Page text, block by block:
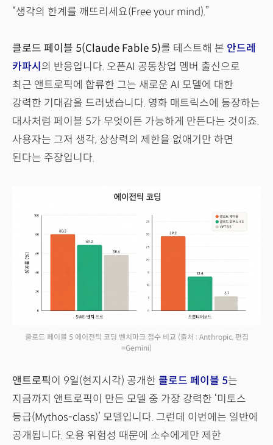
“생각의 한계를 깨뜨리세요(Free your mind).”
클로드 페이블 5(Claude Fable 5)를 테스트해 본 안드레
카파시 의 반응입니다. 오픈AI 공동창업 멤버 출신으로
최근 앤트로픽에 합류한 그는 새로운 AI 모델에 대한
강력한 기대감을 드러냈습니다. 영화 매트릭스에 등장하는
대사처럼 페이블 5가 무엇이든 가능하게 만든다는 것이죠.
사용자는 그저 생각, 상상력의 제한을 없애기만 하면
된다는 주장입니다.
클로드 페이블 5 에이전틱 코딩 벤치마크 점수 비교 (출처 : Anthropic, 편집
=Gemini)
앤트로픽이 9일(현지시각) 공개한 클로드 페이블 5는
지금까지 앤트로픽이 만든 모델 중 가장 강력한 ‘미토스
등급(Mythos-class)’ 모델입니다. 그런데 이번에는 일반에
공개됩니다. 오용 위험성 때문에 소수에게만 제한